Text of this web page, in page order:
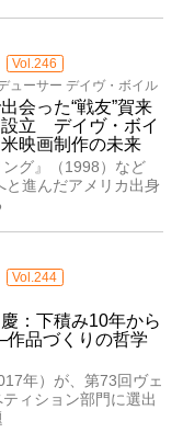
Vol.246
ューサー デイヴ・ボイル
会った“戦友”賀来
設立 デイヴ・ボイ
映画制作の未来
グ』（1998）など
と進んだアメリカ出身
Vol.244
：下積み10年から
品づくりの哲学
年）が、第73回ヴェ
ィション部門に選出